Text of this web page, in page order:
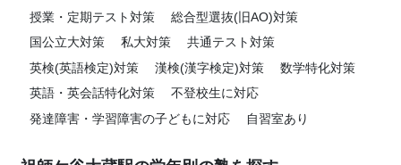
授業・定期テスト対策
総合型選抜(旧AO)対策
国公立大対策
私大対策
共通テスト対策
英検(英語検定)対策
漢検(漢字検定)対策
数学特化対策
英語・英会話特化対策
不登校生に対応
発達障害・学習障害の子どもに対応
自習室あり